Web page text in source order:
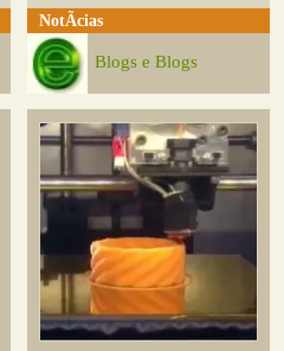
NotÃ­cias
Blogs e Blogs